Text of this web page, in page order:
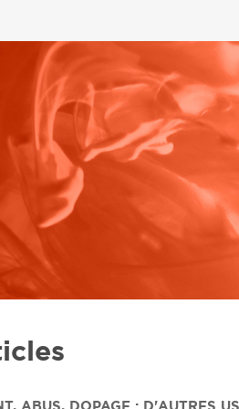
ABUS, DOPAGE : D'AUTRES